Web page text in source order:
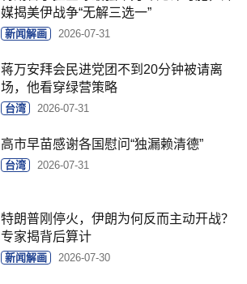
媒揭美伊战争“无解三选一”
新闻解画 2026-07-31
蒋万安拜会民进党团不到20分钟被请离
场，他看穿绿营策略
台湾 2026-07-31
高市早苗感谢各国慰问“独漏赖清德”
台湾 2026-07-31
特朗普刚停火，伊朗为何反而主动开战？
专家揭背后算计
新闻解画 2026-07-30